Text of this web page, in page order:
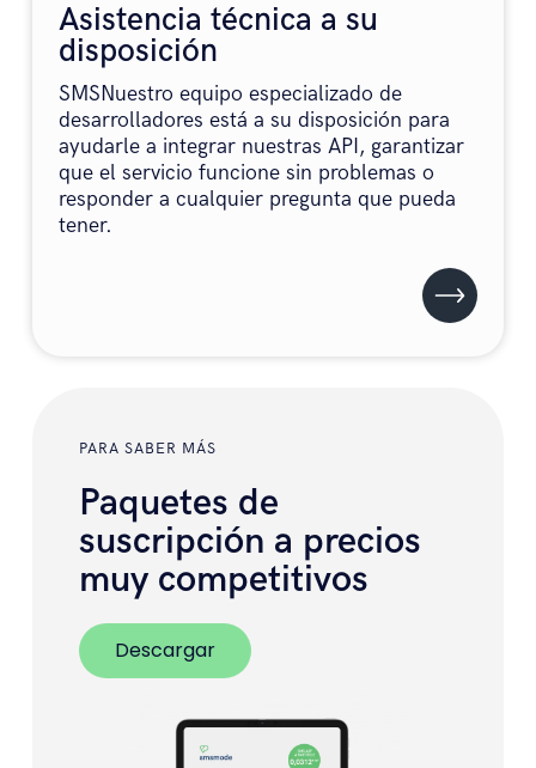
Asistencia técnica a su
disposición
SMSNuestro equipo especializado de
desarrolladores está a su disposición para
ayudarle a integrar nuestras API, garantizar
que el servicio funcione sin problemas o
responder a cualquier pregunta que pueda
tener.
PARA SABER MÁS
Paquetes de
suscripción a precios
muy competitivos
Descargar